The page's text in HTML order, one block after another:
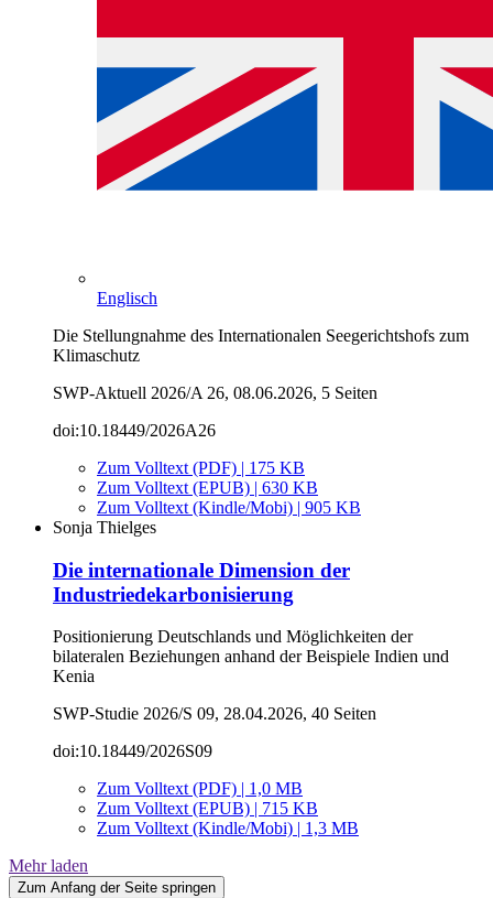
Englisch
Die Stellungnahme des Internationalen Seegerichtshofs zum
Klimaschutz
SWP-Aktuell 2026/A 26, 08.06.2026, 5 Seiten
doi:10.18449/2026A26
Zum Volltext (PDF) | 175 KB
Zum Volltext (EPUB) | 630 KB
Zum Volltext (Kindle/Mobi) | 905 KB
Sonja Thielges
Die internationale Dimension der
Industriedekarbonisierung
Positionierung Deutschlands und Möglichkeiten der
bilateralen Beziehungen anhand der Beispiele Indien und
Kenia
SWP-Studie 2026/S 09, 28.04.2026, 40 Seiten
doi:10.18449/2026S09
Zum Volltext (PDF) | 1,0 MB
Zum Volltext (EPUB) | 715 KB
Zum Volltext (Kindle/Mobi) | 1,3 MB
Mehr laden
Zum Anfang der Seite springen